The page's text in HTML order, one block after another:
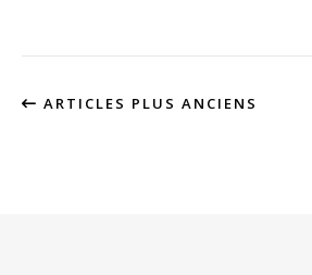
ARTICLES PLUS ANCIENS